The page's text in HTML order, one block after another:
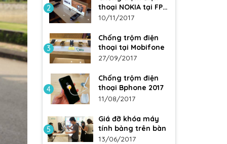
2
thoại NOKIA tại FPT
Shop
10/11/2017
3
Chống trộm điện
thoại tại Mobifone
27/09/2017
4
Chống trộm điện
thoại Bphone 2017
11/08/2017
5
Giá đỡ khóa máy
tính bảng trên bàn
13/06/2017